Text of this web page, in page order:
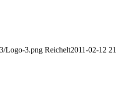
Logo-3.png Reichelt2011-02-12